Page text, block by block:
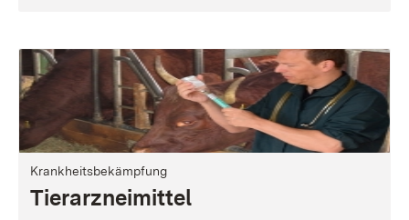
Krankheitsbekämpfung
Tierarzneimittel